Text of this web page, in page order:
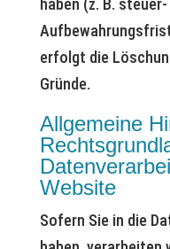
haben (z. B.
erfolgt die
Gründe.
Allgemeine
Website
Sofern Sie in die